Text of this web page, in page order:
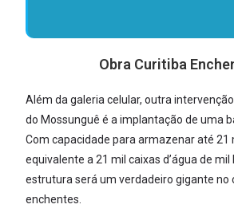
Obra Curitiba
Além da galeria celular, outra
do Mossunguê é a implantação de uma
Com capacidade para armazenar até 21
equivalente a 21 mil caixas d’água de
estrutura será um verdadeiro gigante no
enchentes.